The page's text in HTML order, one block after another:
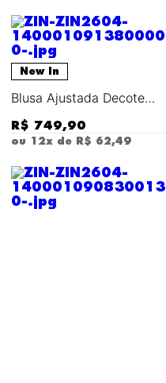
New In
Blusa Ajustada Decote
R$ 749,90
ou 12x de R$ 62,49